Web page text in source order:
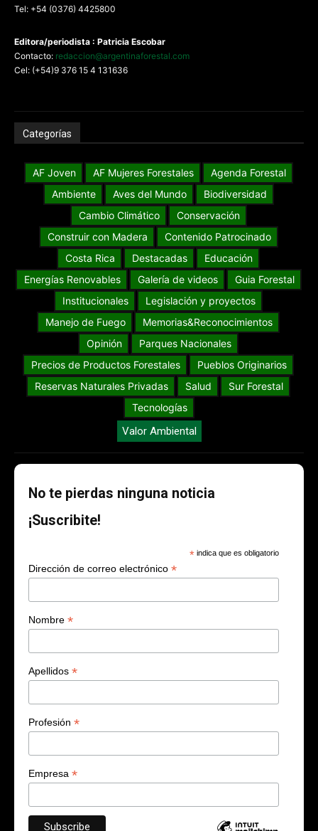
Tel: +54 (0376) 4425800
Editora/periodista : Patricia Escobar
Contacto: redaccion@argentinaforestal.com
Cel: (+54)9 376 15 4 131636
Categorías
AF Joven AF Mujeres Forestales
Agenda Forestal
Ambiente
Aves del Mundo
Biodiversidad
Cambio Climático
Conservación
Construir con Madera
Contenido Patrocinado
Costa Rica
Destacadas
Educación
Energías Renovables
Galería de videos
Guia Forestal
Institucionales
Legislación y proyectos
Manejo de Fuego
Memorias&Reconocimientos
Opinión
Parques Nacionales
Precios de Productos Forestales
Pueblos Originarios
Reservas Naturales Privadas
Salud
Sur Forestal
Tecnologías
Valor Ambiental
No te pierdas ninguna noticia
¡Suscribite!
* indica que es obligatorio
Dirección de correo electrónico *
Nombre *
Apellidos *
Profesión *
Empresa *